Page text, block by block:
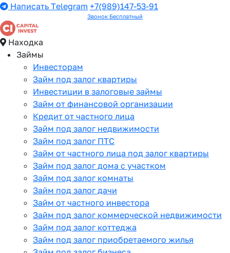
Написать Telegram +7(989)147-53-91
Звонок Бесплатный
Находка
Займы
Инвесторам
Займ под залог квартиры
Инвестиции в залоговые займы
Займ от финансовой организации
Кредит от частного лица
Займ под залог недвижимости
Займ под залог ПТС
Займ от частного лица под залог квартиры
Займ под залог дома с участком
Займ под залог комнаты
Займ под залог дачи
Займ от частного инвестора
Займ под залог коммерческой недвижимости
Займ под залог коттеджа
Займ под залог приобретаемого жилья